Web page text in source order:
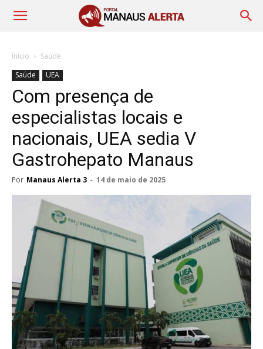
Início
Saúde
Saúde
UEA
Com presença de
especialistas locais e
nacionais, UEA sedia V
Gastrohepato Manaus
Por Manaus Alerta 3 - 14 de maio de 2025